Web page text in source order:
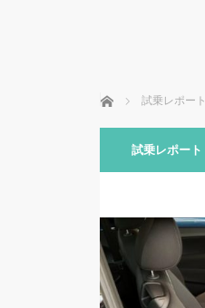
ホーム 試乗レポート
試乗レポート